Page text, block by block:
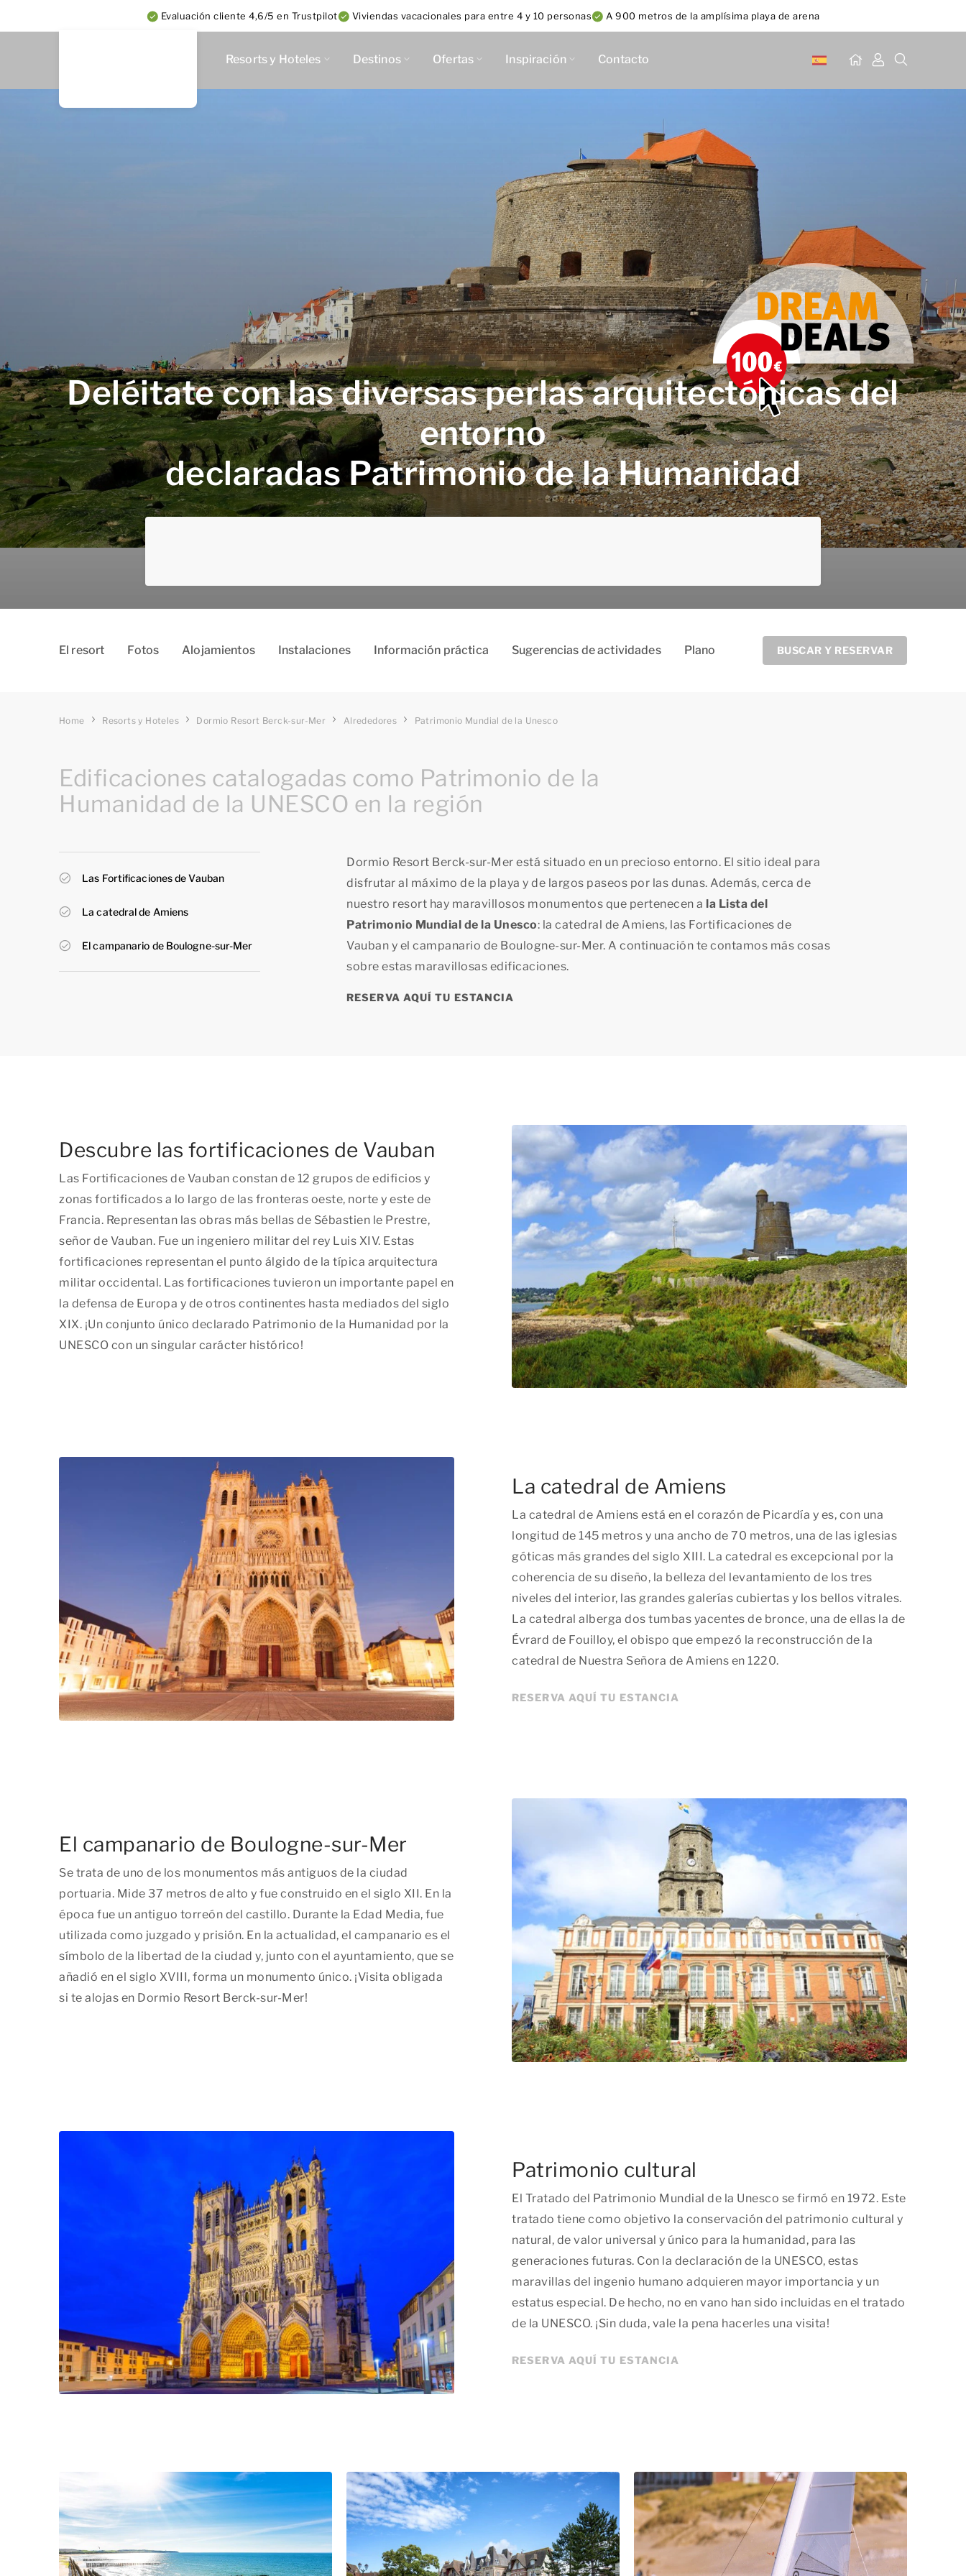
Evaluación cliente 4,6/5 en Trustpilot Viviendas vacacionales para entre 4 y 10 personas A 900 metros de la amplísima playa de arena
Resorts y Hoteles Destinos Ofertas Inspiración Contacto
Deléitate con las diversas perlas arquitectónicas del
entorno
declaradas Patrimonio de la Humanidad
El resort Fotos Alojamientos Instalaciones Información práctica Sugerencias de actividades Plano BUSCAR Y RESERVAR
Home Resorts y Hoteles Dormio Resort Berck-sur-Mer Alrededores Patrimonio Mundial de la Unesco
Edificaciones catalogadas como Patrimonio de la
Humanidad de la UNESCO en la región
Las Fortificaciones de Vauban
La catedral de Amiens
El campanario de Boulogne-sur-Mer
Dormio Resort Berck-sur-Mer está situado en un precioso entorno. El sitio ideal para
disfrutar al máximo de la playa y de largos paseos por las dunas. Además, cerca de
nuestro resort hay maravillosos monumentos que pertenecen a la Lista del
Patrimonio Mundial de la Unesco: la catedral de Amiens, las Fortificaciones de
Vauban y el campanario de Boulogne-sur-Mer. A continuación te contamos más cosas
sobre estas maravillosas edificaciones.
RESERVA AQUÍ TU ESTANCIA
Descubre las fortificaciones de Vauban
Las Fortificaciones de Vauban constan de 12 grupos de edificios y
zonas fortificados a lo largo de las fronteras oeste, norte y este de
Francia. Representan las obras más bellas de Sébastien le Prestre,
señor de Vauban. Fue un ingeniero militar del rey Luis XIV. Estas
fortificaciones representan el punto álgido de la típica arquitectura
militar occidental. Las fortificaciones tuvieron un importante papel en
la defensa de Europa y de otros continentes hasta mediados del siglo
XIX. ¡Un conjunto único declarado Patrimonio de la Humanidad por la
UNESCO con un singular carácter histórico!
La catedral de Amiens
La catedral de Amiens está en el corazón de Picardía y es, con una
longitud de 145 metros y una ancho de 70 metros, una de las iglesias
góticas más grandes del siglo XIII. La catedral es excepcional por la
coherencia de su diseño, la belleza del levantamiento de los tres
niveles del interior, las grandes galerías cubiertas y los bellos vitrales.
La catedral alberga dos tumbas yacentes de bronce, una de ellas la de
Évrard de Fouilloy, el obispo que empezó la reconstrucción de la
catedral de Nuestra Señora de Amiens en 1220.
RESERVA AQUÍ TU ESTANCIA
El campanario de Boulogne-sur-Mer
Se trata de uno de los monumentos más antiguos de la ciudad
portuaria. Mide 37 metros de alto y fue construido en el siglo XII. En la
época fue un antiguo torreón del castillo. Durante la Edad Media, fue
utilizada como juzgado y prisión. En la actualidad, el campanario es el
símbolo de la libertad de la ciudad y, junto con el ayuntamiento, que se
añadió en el siglo XVIII, forma un monumento único. ¡Visita obligada
si te alojas en Dormio Resort Berck-sur-Mer!
Patrimonio cultural
El Tratado del Patrimonio Mundial de la Unesco se firmó en 1972. Este
tratado tiene como objetivo la conservación del patrimonio cultural y
natural, de valor universal y único para la humanidad, para las
generaciones futuras. Con la declaración de la UNESCO, estas
maravillas del ingenio humano adquieren mayor importancia y un
estatus especial. De hecho, no en vano han sido incluidas en el tratado
de la UNESCO. ¡Sin duda, vale la pena hacerles una visita!
RESERVA AQUÍ TU ESTANCIA